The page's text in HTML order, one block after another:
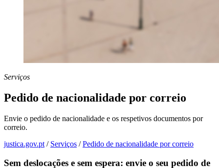
Serviços
Pedido de nacionalidade por correio
Envie o pedido de nacionalidade e os respetivos documentos por
correio.
justica.gov.pt / Serviços /Pedido de nacionalidade por correio
Sem deslocações e sem espera: envie o seu pedido de